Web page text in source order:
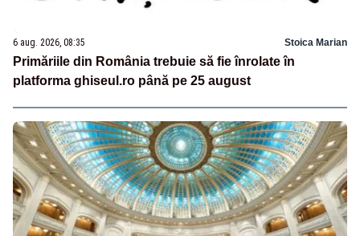
6 aug. 2026, 08:35 Stoica Marian
Primăriile din România trebuie să fie înrolate în
platforma ghiseul.ro până pe 25 august